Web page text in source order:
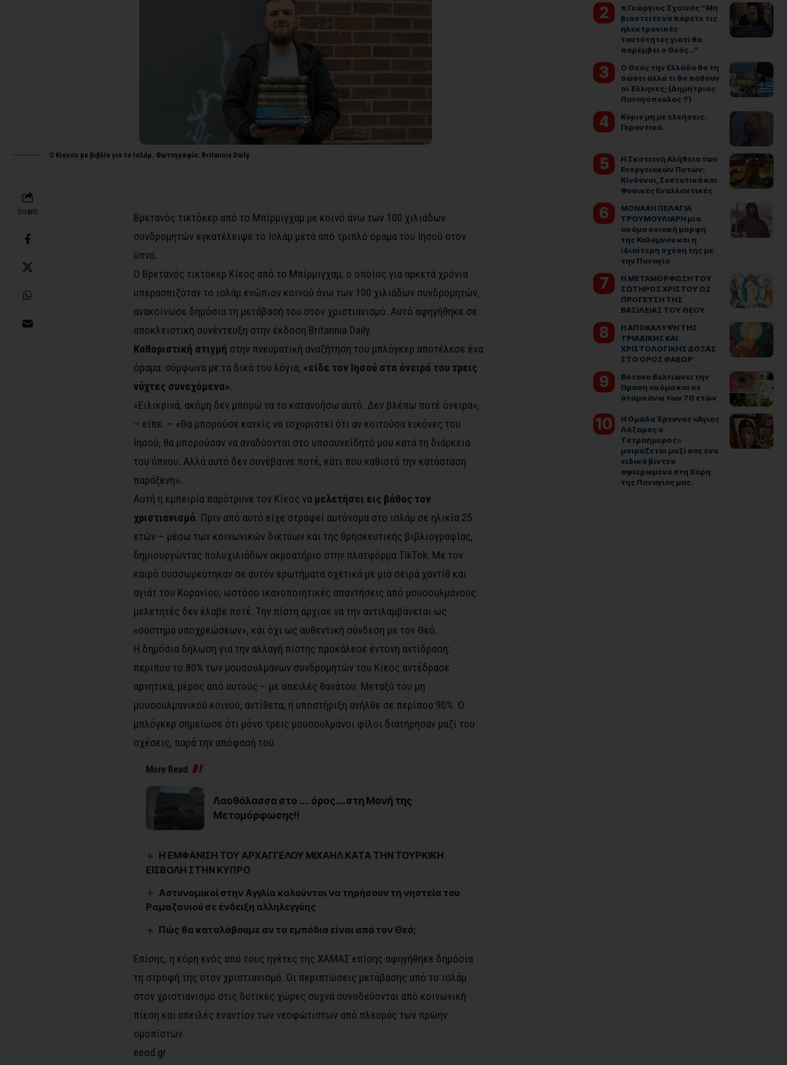
Ο Kiesos με βιβλία για το Ισλάμ. Φωτογραφία: Britannia Daily
SHARE
Βρετανός τικτόκερ από το Μπίρμιγχαμ με κοινό άνω των 100 χιλιάδων
συνδρομητών εγκατέλειψε το Ισλάμ μετά από τριπλό όραμα του Ιησού στον
ύπνο.
Ο Βρετανός τικτόκερ Κίεος από το Μπίρμιγχαμ, ο οποίος για αρκετά χρόνια
υπερασπιζόταν το ισλάμ ενώπιον κοινού άνω των 100 χιλιάδων συνδρομητών,
ανακοίνωσε δημόσια τη μετάβασή του στον χριστιανισμό. Αυτό αφηγήθηκε σε
αποκλειστική συνέντευξη στην έκδοση Britannia Daily.
Καθοριστική στιγμή στην πνευματική αναζήτηση του μπλόγκερ αποτέλεσε ένα
όραμα: σύμφωνα με τα δικά του λόγια, «είδε τον Ιησού στα όνειρά του τρεις
νύχτες συνεχόμενα».
«Ειλικρινά, ακόμη δεν μπορώ να το κατανοήσω αυτό. Δεν βλέπω ποτέ όνειρα»,
– είπε. – «Θα μπορούσε κανείς να ισχυριστεί ότι αν κοιτούσα εικόνες του
Ιησού, θα μπορούσαν να αναδύονται στο υποσυνείδητό μου κατά τη διάρκεια
του ύπνου. Αλλά αυτό δεν συνέβαινε ποτέ, κάτι που καθιστά την κατάσταση
παράξενη».
Αυτή η εμπειρία παρότρυνε τον Κίεος να μελετήσει εις βάθος τον
χριστιανισμό. Πριν από αυτό είχε στραφεί αυτόνομα στο ισλάμ σε ηλικία 25
ετών – μέσω των κοινωνικών δικτύων και της θρησκευτικής βιβλιογραφίας,
δημιουργώντας πολυχιλιάδων ακροατήριο στην πλατφόρμα TikTok. Με τον
καιρό συσσωρεύτηκαν σε αυτόν ερωτήματα σχετικά με μια σειρά χαντίθ και
αγιάτ του Κορανίου, ωστόσο ικανοποιητικές απαντήσεις από μουσουλμάνους
μελετητές δεν έλαβε ποτέ. Την πίστη άρχισε να την αντιλαμβάνεται ως
«σύστημα υποχρεώσεων», και όχι ως αυθεντική σύνδεση με τον Θεό.
Η δημόσια δήλωση για την αλλαγή πίστης προκάλεσε έντονη αντίδραση:
περίπου το 80% των μουσουλμάνων συνδρομητών του Κίεος αντέδρασε
αρνητικά, μέρος από αυτούς – με απειλές θανάτου. Μεταξύ του μη
μουσουλμανικού κοινού, αντίθετα, η υποστήριξη ανήλθε σε περίπου 90%. Ο
μπλόγκερ σημείωσε ότι μόνο τρεις μουσουλμάνοι φίλοι διατήρησαν μαζί του
σχέσεις, παρά την απόφασή του.
More Read
Λαοθάλασσα στο …. όρος….στη Μονή της
Μεταμόρφωσης!!
Η ΕΜΦΑΝΙΣΗ ΤΟΥ ΑΡΧΑΓΓΕΛΟΥ ΜΙΧΑΗΛ ΚΑΤΑ ΤΗΝ ΤΟΥΡΚΙΚΗ
ΕΙΣΒΟΛΗ ΣΤΗΝ ΚΥΠΡΟ
Αστυνομικοί στην Αγγλία καλούνται να τηρήσουν τη νηστεία του
Ραμαζανιού σε ένδειξη αλληλεγγύης
Πώς θα καταλάβουμε αν τα εμπόδια είναι από τον Θεό;
Επίσης, η κόρη ενός από τους ηγέτες της ΧΑΜΑΣ επίσης αφηγήθηκε δημόσια
τη στροφή της στον χριστιανισμό. Οι περιπτώσεις μετάβασης από το ισλάμ
στον χριστιανισμό στις δυτικές χώρες συχνά συνοδεύονται από κοινωνική
πίεση και απειλές εναντίον των νεοφώτιστων από πλευράς των πρώην
ομοπίστων.
eeod.gr
π Γεώργιος Σχοινάς “Μη
βιαστείτε να πάρετε τις
ηλεκτρονικές
ταυτότητες γιατί θα
παρέμβει ο Θεός…”
Ο Θεός την Ελλάδα θα τη
σώσει αλλά τι θα πάθουν
οι Έλληνες; (Δημήτριος
Παναγόπουλος ♰)
Kύριε μη με ελεήσεις.
Γεροντικό.
Η Σκοτεινή Αλήθεια των
Ενεργειακών Ποτών:
Κίνδυνοι, Συστατικά και
Φυσικές Εναλλακτικές
ΜΟΝΑΧΗ ΠΕΛΑΓΙΑ
ΤΡΟΥΜΟΥΛΙΑΡΗ μια
ακόμα οσιακή μορφή
της Καλύμνου και η
ιδιαίτερη σχέση της με
την Παναγία
Η ΜΕΤΑΜΟΡΦΩΣΗ ΤΟΥ
ΣΩΤΗΡΟΣ ΧΡΙΣΤΟΥ ΩΣ
ΠΡΟΓΕΥΣΗ ΤΗΣ
ΒΑΣΙΛΕΙΑΣ ΤΟΥ ΘΕΟΥ
Η ΑΠΟΚΑΛΥΨΗ ΤΗΣ
ΤΡΙΑΔΙΚΗΣ ΚΑΙ
ΧΡΙΣΤΟΛΟΓΙΚΗΣ ΔΟΞΑΣ
ΣΤΟ ΟΡΟΣ ΘΑΒΩΡ
Βότανο Βελτιώνει την
Όραση ακόμα και σε
άτομα άνω των 70 ετών
Η Ομάδα Έρευνας «Άγιος
Λάζαρος ο
Τετραήμερος»
μοιράζεται μαζί σας ένα
ειδικό βίντεο
αφιερωμένο στη Χάρη
της Παναγίας μας.